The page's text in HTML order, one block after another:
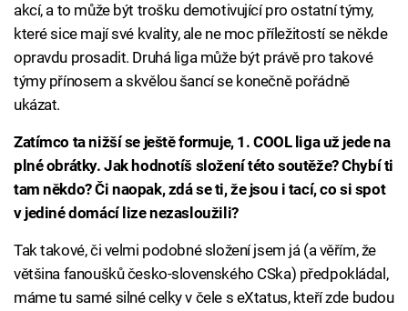
akcí, a to může být trošku demotivující pro ostatní týmy,
které sice mají své kvality, ale ne moc příležitostí se někde
opravdu prosadit. Druhá liga může být právě pro takové
týmy přínosem a skvělou šancí se konečně pořádně
ukázat.
Zatímco ta nižší se ještě formuje, 1. COOL liga už jede na
plné obrátky. Jak hodnotíš složení této soutěže? Chybí ti
tam někdo? Či naopak, zdá se ti, že jsou i tací, co si spot
v jediné domácí lize nezasloužili?
Tak takové, či velmi podobné složení jsem já (a věřím, že
většina fanoušků česko-slovenského CSka) předpokládal,
máme tu samé silné celky v čele s eXtatus, kteří zde budou